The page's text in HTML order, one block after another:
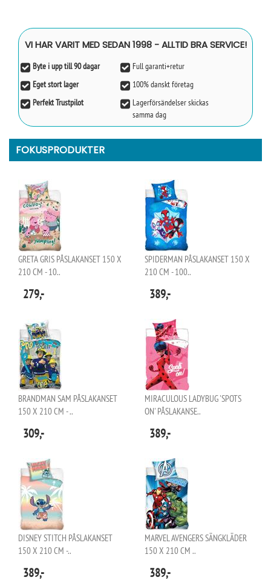
VI HAR VARIT MED SEDAN 1998 - ALLTID BRA SERVICE!
Byte i upp till 90 dagar
Full garanti+retur
Eget stort lager
100% danskt företag
Perfekt Trustpilot
Lagerförsändelser skickas
samma dag
FOKUSPRODUKTER
GRETA GRIS PÅSLAKANSET 150 X
210 CM - 10..
279,-
SPIDERMAN PÅSLAKANSET 150 X
210 CM - 100..
389,-
BRANDMAN SAM PÅSLAKANSET
150 X 210 CM - ..
309,-
MIRACULOUS LADYBUG 'SPOTS
ON' PÅSLAKANSE..
389,-
DISNEY STITCH PÅSLAKANSET
150 X 210 CM -..
389,-
MARVEL AVENGERS SÄNGKLÄDER
150 X 210 CM ..
389,-